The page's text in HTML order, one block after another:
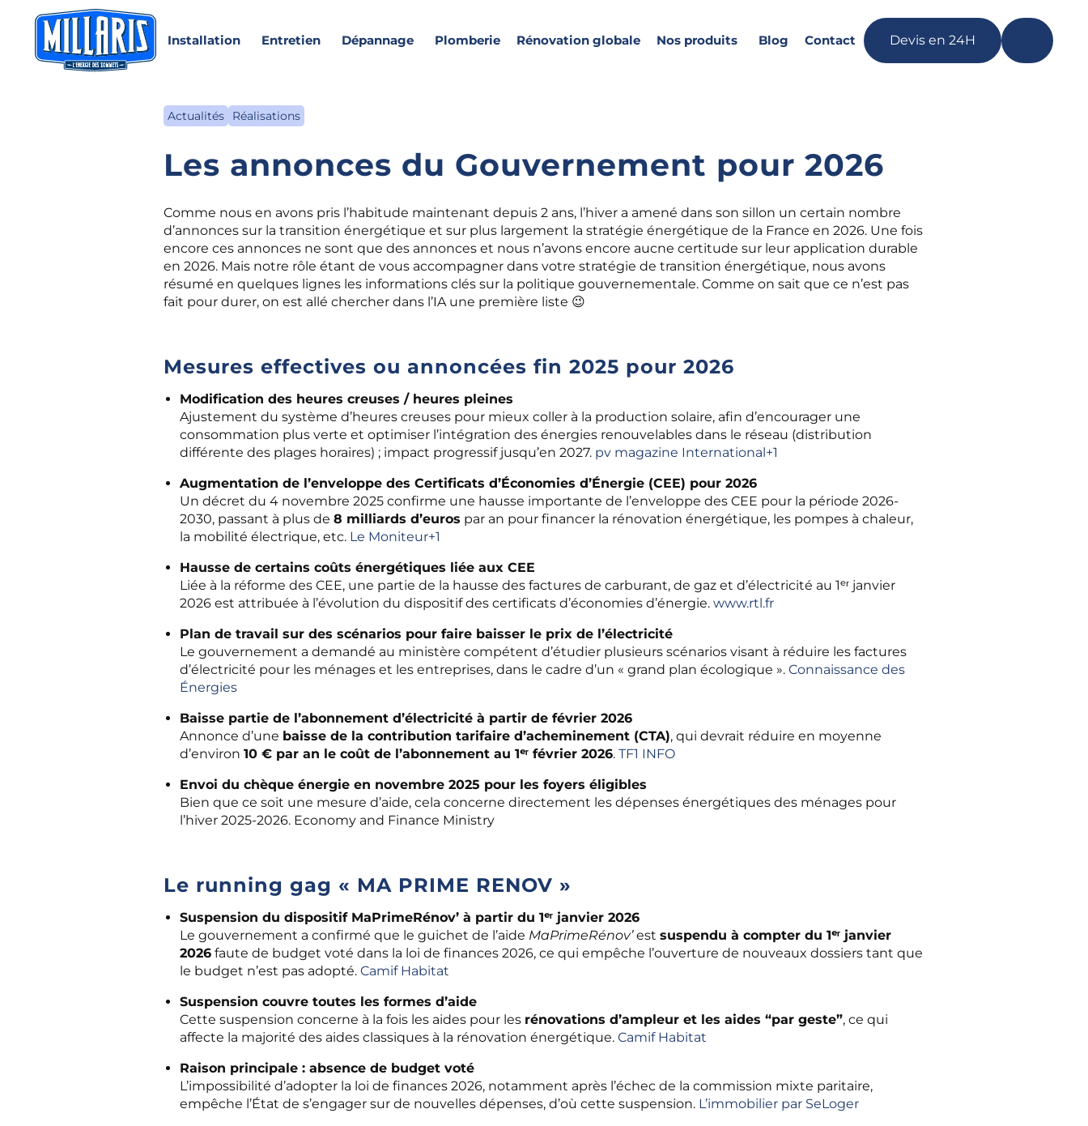
Installation Entretien Dépannage Plomberie Rénovation globale Nos produits Blog Contact Devis en 24H
Actualités Réalisations
Les annonces du Gouvernement pour 2026
Comme nous en avons pris l’habitude maintenant depuis 2 ans, l’hiver a amené dans son sillon un certain nombre
d’annonces sur la transition énergétique et sur plus largement la stratégie énergétique de la France en 2026. Une fois
encore ces annonces ne sont que des annonces et nous n’avons encore aucne certitude sur leur application durable
en 2026. Mais notre rôle étant de vous accompagner dans votre stratégie de transition énergétique, nous avons
résumé en quelques lignes les informations clés sur la politique gouvernementale. Comme on sait que ce n’est pas
fait pour durer, on est allé chercher dans l’IA une première liste 😉
Mesures effectives ou annoncées fin 2025 pour 2026
Modification des heures creuses / heures pleines
Ajustement du système d’heures creuses pour mieux coller à la production solaire, afin d’encourager une
consommation plus verte et optimiser l’intégration des énergies renouvelables dans le réseau (distribution
différente des plages horaires) ; impact progressif jusqu’en 2027. pv magazine International+1
Augmentation de l’enveloppe des Certificats d’Économies d’Énergie (CEE) pour 2026
Un décret du 4 novembre 2025 confirme une hausse importante de l’enveloppe des CEE pour la période 2026-
2030, passant à plus de 8 milliards d’euros par an pour financer la rénovation énergétique, les pompes à chaleur,
la mobilité électrique, etc. Le Moniteur+1
Hausse de certains coûts énergétiques liée aux CEE
Liée à la réforme des CEE, une partie de la hausse des factures de carburant, de gaz et d’électricité au 1ᵉʳ janvier
2026 est attribuée à l’évolution du dispositif des certificats d’économies d’énergie. www.rtl.fr
Plan de travail sur des scénarios pour faire baisser le prix de l’électricité
Le gouvernement a demandé au ministère compétent d’étudier plusieurs scénarios visant à réduire les factures
d’électricité pour les ménages et les entreprises, dans le cadre d’un « grand plan écologique ». Connaissance des
Énergies
Baisse partie de l’abonnement d’électricité à partir de février 2026
Annonce d’une baisse de la contribution tarifaire d’acheminement (CTA), qui devrait réduire en moyenne
d’environ 10 € par an le coût de l’abonnement au 1ᵉʳ février 2026. TF1 INFO
Envoi du chèque énergie en novembre 2025 pour les foyers éligibles
Bien que ce soit une mesure d’aide, cela concerne directement les dépenses énergétiques des ménages pour
l’hiver 2025-2026. Economy and Finance Ministry
Le running gag « MA PRIME RENOV »
Suspension du dispositif MaPrimeRénov’ à partir du 1ᵉʳ janvier 2026
Le gouvernement a confirmé que le guichet de l’aide MaPrimeRénov’est suspendu à compter du 1ᵉʳ janvier
2026 faute de budget voté dans la loi de finances 2026, ce qui empêche l’ouverture de nouveaux dossiers tant que
le budget n’est pas adopté. Camif Habitat
Suspension couvre toutes les formes d’aide
Cette suspension concerne à la fois les aides pour les rénovations d’ampleur et les aides “par geste”, ce qui
affecte la majorité des aides classiques à la rénovation énergétique. Camif Habitat
Raison principale : absence de budget voté
L’impossibilité d’adopter la loi de finances 2026, notamment après l’échec de la commission mixte paritaire,
empêche l’État de s’engager sur de nouvelles dépenses, d’où cette suspension. L’immobilier par SeLoger